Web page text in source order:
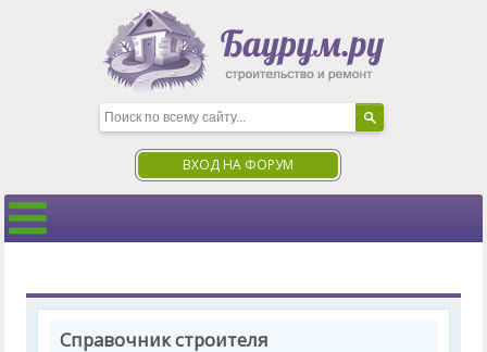
ВХОД НА ФОРУМ
Справочник строителя